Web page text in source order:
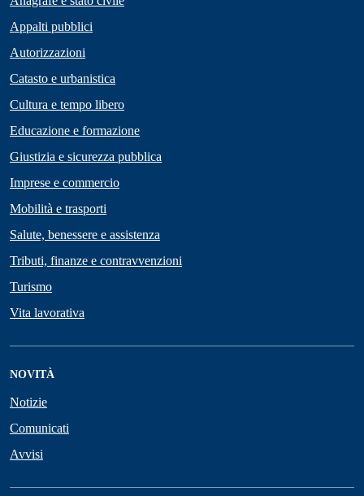
Appalti pubblici
Autorizzazioni
Catasto e urbanistica
Cultura e tempo libero
Educazione e formazione
Giustizia e sicurezza pubblica
Imprese e commercio
Mobilità e trasporti
Salute, benessere e assistenza
Tributi, finanze e contravvenzioni
Turismo
Vita lavorativa
NOVITÀ
Notizie
Comunicati
Avvisi